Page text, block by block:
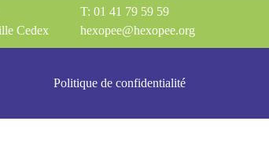
Cedex
T: 01 41 79 59 59
hexopee@hexopee.org
Politique de confidentialité